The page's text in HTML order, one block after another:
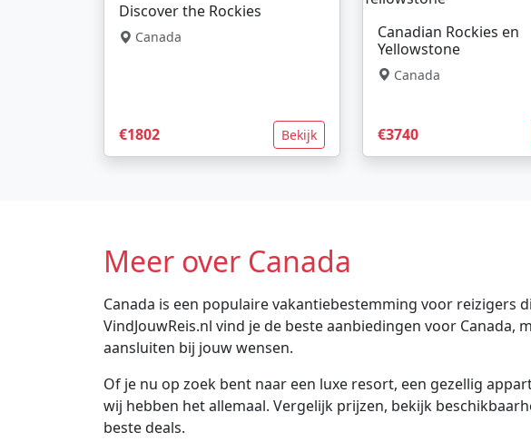
Discover the Rockies
Canada
€1802 Bekijk
Canadian Rockies en
Yellowstone
Canada
€3740
Meer over Canada
Canada is een populaire vakantiebestemming voor reizigers
VindJouwReis.nl vind je de beste aanbiedingen voor Canada,
aansluiten bij jouw wensen.
Of je nu op zoek bent naar een luxe resort, een gezellig
wij hebben het allemaal. Vergelijk prijzen, bekijk
beste deals.